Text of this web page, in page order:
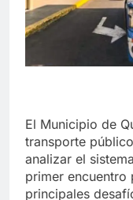
El Municipio de
transporte
analizar el
primer
principales